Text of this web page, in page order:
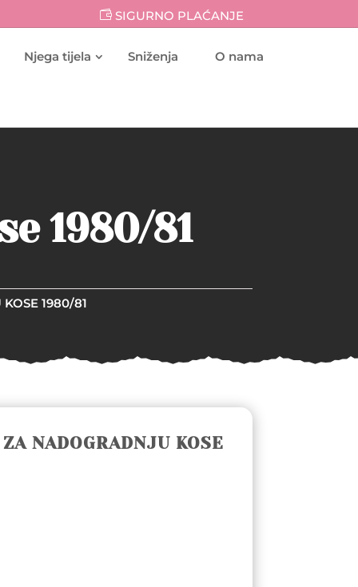
SIGURNO PLAĆANJE
Njega tijela Sniženja O nama
1980/81
1980/81
NADOGRADNJU KOSE